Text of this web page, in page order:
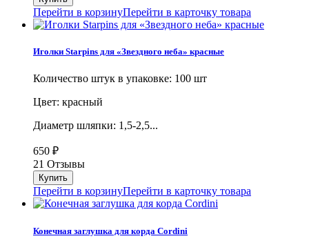
Перейти в корзинуПерейти в карточку товара
Иголки Starpins для «Звездного неба» красные
Количество штук в упаковке: 100 шт
Цвет: красный
Диаметр шляпки: 1,5-2,5...
650 ₽
21 Отзывы
Перейти в корзинуПерейти в карточку товара
Конечная заглушка для корда Cordini